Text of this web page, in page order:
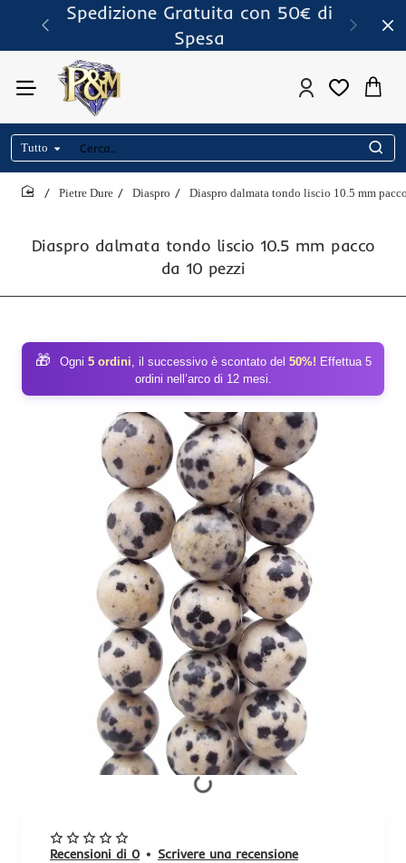
Spedizione Gratuita con 50€ di
Spesa
Tutto
Cerca..
Diaspro dalmata tondo liscio 10.5 mm pacco
da 10 pezzi
Pietre Dure Diaspro Diaspro dalmata tondo liscio 10.5 mm
🎁 Ogni 5 ordini, il successivo è scontato del 50%! Effettua 5
ordini nell’arco di 12 mesi.
Recensioni di 0 • Scrivere una recensione